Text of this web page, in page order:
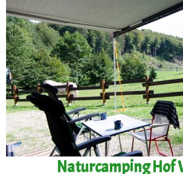
Naturcamping Hof